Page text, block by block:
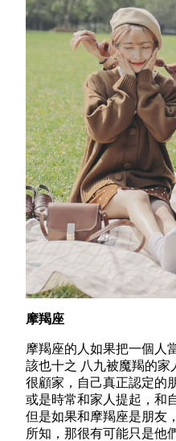
摩羯座
摩羯座的人如果把一個人
該也十之 八九被魔羯的家
很顧家，自己真正認定的
或是時常和家人提起，和
但是如果和摩羯座是朋友
所知，那很有可能只是他